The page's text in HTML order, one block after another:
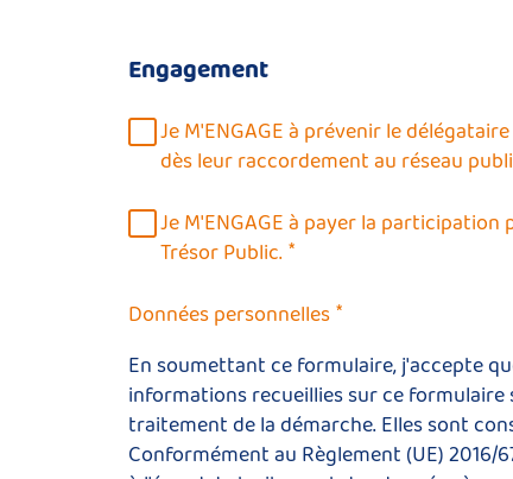
Engagement
Je M'ENGAGE à prévenir le
dès leur raccordement au réseau
Je M'ENGAGE à payer la
Trésor Public.*
Données personnelles*
En soumettant ce formulaire, j'accepte
informations recueillies sur ce
traitement de la démarche. Elles sont
Conformément au Règlement (UE)